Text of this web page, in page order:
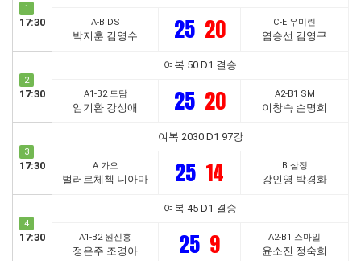
1
17:30 A-B DS
박지훈 김영수 25 20 C-E 우미린
염승선 김영구
2
17:30
여복 50 D1 결승
A1-B2 도담
임기환 강성애 25 20 A2-B1 SM
이창숙 손명희
3
17:30
여복 2030 D1 97강
A 가오
벌러르체첵 니아마 25 14 B 삼정
강인영 박경화
4
17:30
여복 45 D1 결승
A1-B2 원신흥
정은주 조경아 25 9 A2-B1 스마일
윤소진 정숙희